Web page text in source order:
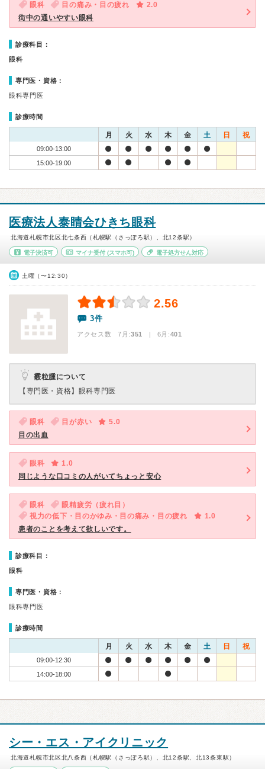
眼科 目の痛み・目の疲れ
2.0
街中の通いやすい眼科
診療科目：
眼科
専門医・資格：
眼科専門医
診療時間
月 火 水 木 金 土 日 祝
09:00-13:00
15:00-19:00
医療法人泰睛会ひきち眼科
北海道札幌市北区北七条西（札幌駅（さっぽろ駅）、北12条駅）
電子決済可 マイナ受付(スマホ可) 電子処方せん対応
土曜（〜12:30）
2.56
3件
アクセス数 7月:351 | 6月:401
霰粒腫について
【専門医・資格】 眼科専門医
眼科 目が赤い
5.0
目の出血
眼科
1.0
同じような口コミの人がいてちょっと安心
眼科
眼精疲労（疲れ目）
視力の低下・目のかゆみ・目の痛み・目の疲れ
1.0
患者のことを考えて欲しいです。
診療科目：
眼科
専門医・資格：
眼科専門医
診療時間
月 火 水 木 金 土 日 祝
09:00-12:30
14:00-18:00
シー・エス・アイクリニック
北海道札幌市北区北八条西（札幌駅（さっぽろ駅）、北12条駅、北13条東駅）